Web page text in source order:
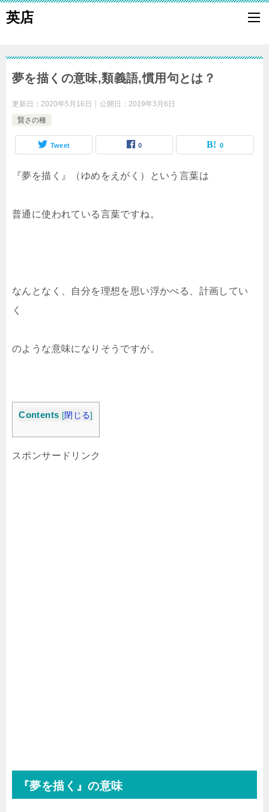
英店
夢を描くの意味,類義語,慣用句とは？
更新日： 2020年5月16日 公開日： 2019年3月6日
賢さの種
Tweet 0 0
『夢を描く』（ゆめをえがく）という言葉は
普通に使われている言葉ですね。
なんとなく、自分を理想を思い浮かべる、計画してい
く
のような意味になりそうですが。
Contents [閉じる]
スポンサードリンク
『夢を描く』の意味